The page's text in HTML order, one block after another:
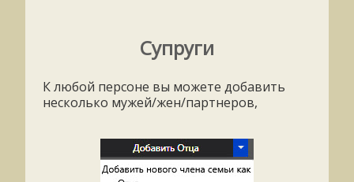
Супруги
К любой персоне вы можете добавить
несколько мужей/жен/партнеров,